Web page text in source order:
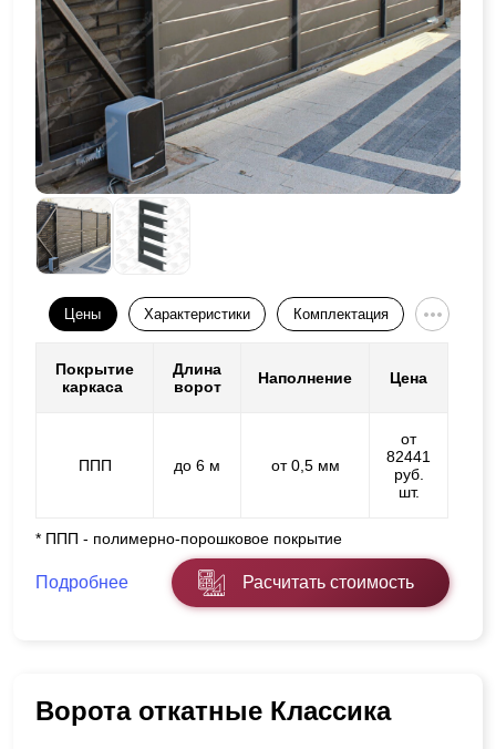
Цены Характеристики Комплектация
Покрытие
каркаса
Длина
ворот
Наполнение Цена
ППП до 6 м от 0,5 мм
от
82441
руб.
шт.
* ППП - полимерно-порошковое покрытие
Подробнее Расчитать стоимость
Ворота откатные Классика